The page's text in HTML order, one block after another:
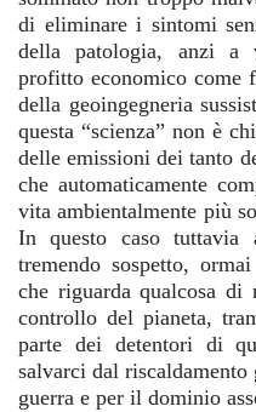
di eliminare i sintomi
della patologia, anzi a
profitto economico come
della geoingegneria
questa “scienza” non è
delle emissioni dei tanto
che automaticamente
vita ambientalmente più
In questo caso tuttavia
tremendo sospetto,
che riguarda qualcosa
controllo del pianeta,
parte dei detentori di
salvarci dal
guerra e per il dominio